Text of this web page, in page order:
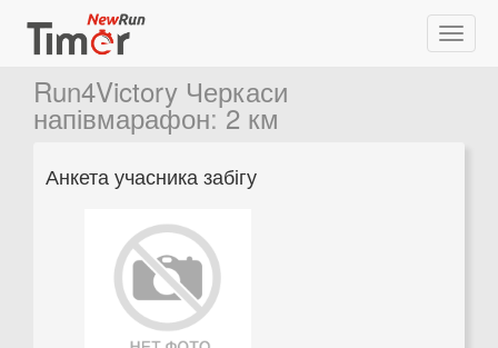
Run4Victory Черкаси
напівмарафон:2 км
Анкета учасника забігу